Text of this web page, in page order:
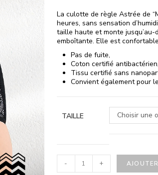
La culotte de règle Astrée de
heures, sans sensation
taille haute et monte
emboîtante. Elle est
Pas de fuite,
Coton certifié antibactérien,
Tissu certifié sans
Convient également pour
TAILLE Choisir une
- +